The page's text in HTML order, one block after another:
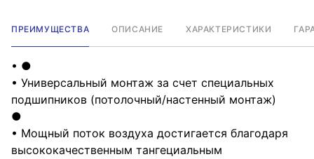
ПРЕИМУЩЕСТВА ОПИСАНИЕ ХАРАКТЕРИСТИКИ
• ●
• Универсальный монтаж за счет специальных
подшипников (потолочный/настенный монтаж)
●
• Мощный поток воздуха достигается благодаря
высококачественным тангециальным